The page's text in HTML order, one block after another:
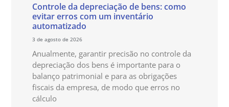
Controle da depreciação de bens: como
evitar erros com um inventário
automatizado
3 de agosto de 2026
Anualmente, garantir precisão no controle da
depreciação dos bens é importante para o
balanço patrimonial e para as obrigações
fiscais da empresa, de modo que erros no
cálculo